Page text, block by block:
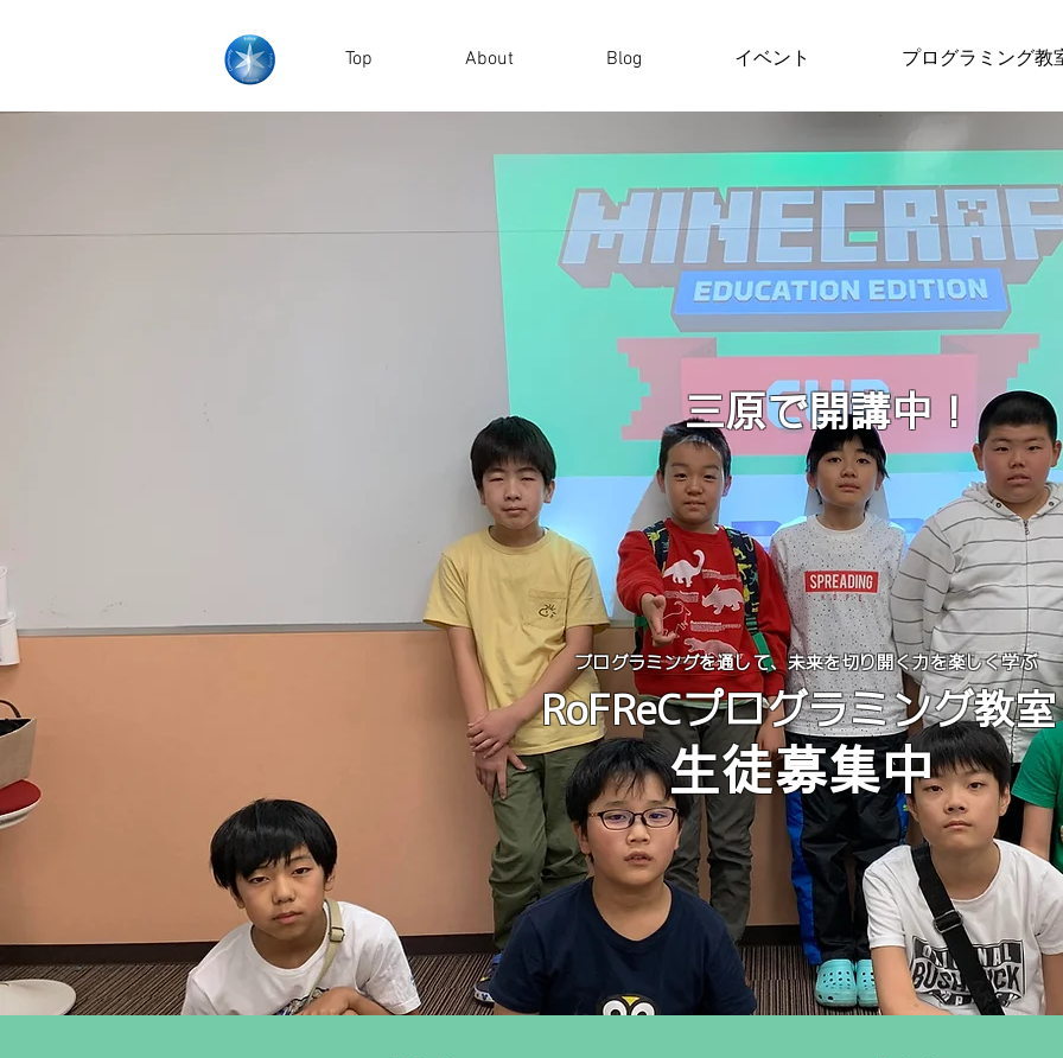
Top About Blog イベント プログラミング教
​三原で開講中！
プログラミングを通して、未来を切り開く力を楽しく学ぶ
RoFReCプログラミング教室
生徒募集中